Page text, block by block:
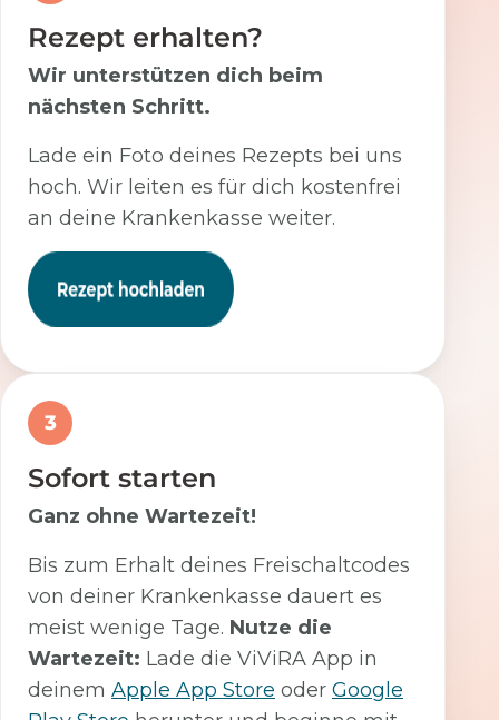
Rezept erhalten?
Wir unterstützen dich beim
nächsten Schritt.
Lade ein Foto deines Rezepts bei uns
hoch. Wir leiten es für dich kostenfrei
an deine Krankenkasse weiter.
3
Sofort starten
Ganz ohne Wartezeit!
Bis zum Erhalt deines Freischaltcodes
von deiner Krankenkasse dauert es
meist wenige Tage. Nutze die
Wartezeit: Lade die ViViRA App in
deinem Apple App Store oder Google